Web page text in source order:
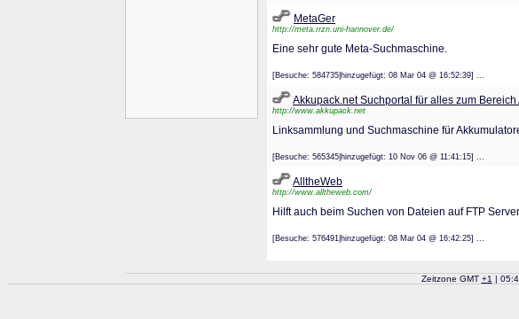
MetaGer
http://meta.rrzn.uni-hannover.de/
Eine sehr gute Meta-Suchmaschine.
[Besuche: 584735|hinzugefügt: 08 Mar 04 @ 16:52:39] ...
Akkupack.net Suchportal für alles zum Bereich
http://www.akkupack.net
Linksammlung und Suchmaschine für
[Besuche: 565345|hinzugefügt: 10 Nov 06 @ 11:41:15] ...
AlltheWeb
http://www.alltheweb.com/
Hilft auch beim Suchen von Dateien auf FTP
[Besuche: 576491|hinzugefügt: 08 Mar 04 @ 16:42:25] ...
Zeitzone GMT +1 |